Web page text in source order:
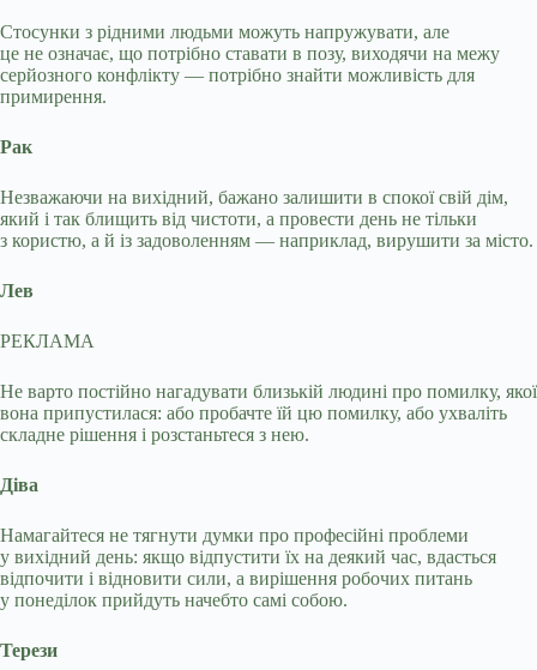
Стосунки з рідними людьми можуть напружувати, але
це не означає, що потрібно ставати в позу, виходячи на межу
серйозного конфлікту — потрібно знайти можливість для
примирення.
Рак
Незважаючи на вихідний, бажано залишити в спокої свій дім,
який і так блищить від чистоти, а провести день не тільки
з користю, а й із задоволенням — наприклад, вирушити за місто.
Лев
РЕКЛАМА
Не варто постійно нагадувати близькій людині про помилку, якої
вона припустилася: або пробачте їй цю помилку, або ухваліть
складне рішення і розстаньтеся з нею.
Діва
Намагайтеся не тягнути думки про професійні проблеми
у вихідний день: якщо відпустити їх на деякий час, вдасться
відпочити і відновити сили, а вирішення робочих питань
у понеділок прийдуть начебто самі собою.
Терези